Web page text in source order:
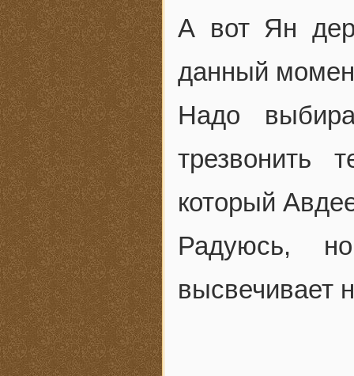
А вот Ян
данный
Надо
трезвонить
который
Радуюсь,